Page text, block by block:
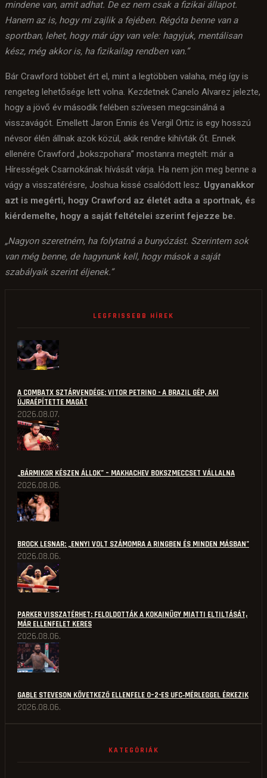
mindene van, amit adhat. De ez nem csak a fizikai állapot.
Hanem az is, hogy mi zajlik a fejében. Régóta benne van a
sportban, lehet, hogy már úgy van vele: hagyjuk, mentálisan
kész, még akkor is, ha fizikailag rendben van.”
Bár Crawford többet ért el, mint a legtöbben valaha, még így is
rengeteg lehetősége lett volna. Kezdetnek Canelo Alvarez jelezte,
hogy a jövő év második felében szívesen megcsinálná a
visszavágót. Emellett Jaron Ennis és Vergil Ortiz is egy hosszú
névsor élén állnak azok közül, akik rendre kihívták őt. Ennek
ellenére Crawford „bokszpohara” mostanra megtelt: már a
Hírességek Csarnokának hívását várja. Ha nem jön meg benne a
vágy a visszatérésre, Joshua kissé csalódott lesz. Ugyanakkor
azt is megérti, hogy Crawford az életét adta a sportnak, és
kiérdemelte, hogy a saját feltételei szerint fejezze be.
„Nagyon szeretném, ha folytatná a bunyózást. Szerintem sok
van még benne, de hagynunk kell, hogy mások a saját
szabályaik szerint éljenek.”
LEGFRISSEBB HÍREK
A COMBATX SZTÁRVENDÉGE: VITOR PETRINO - A BRAZIL GÉP, AKI
ÚJRAÉPÍTETTE MAGÁT
2026.08.07.
„BÁRMIKOR KÉSZEN ÁLLOK” – MAKHACHEV BOKSZMECCSET VÁLLALNA
2026.08.06.
BROCK LESNAR: „ENNYI VOLT SZÁMOMRA A RINGBEN ÉS MINDEN MÁSBAN”
2026.08.06.
PARKER VISSZATÉRHET: FELOLDOTTÁK A KOKAINÜGY MIATTI ELTILTÁSÁT,
MÁR ELLENFELET KERES
2026.08.06.
GABLE STEVESON KÖVETKEZŐ ELLENFELE 0–2-ES UFC‑MÉRLEGGEL ÉRKEZIK
2026.08.06.
KATEGÓRIÁK